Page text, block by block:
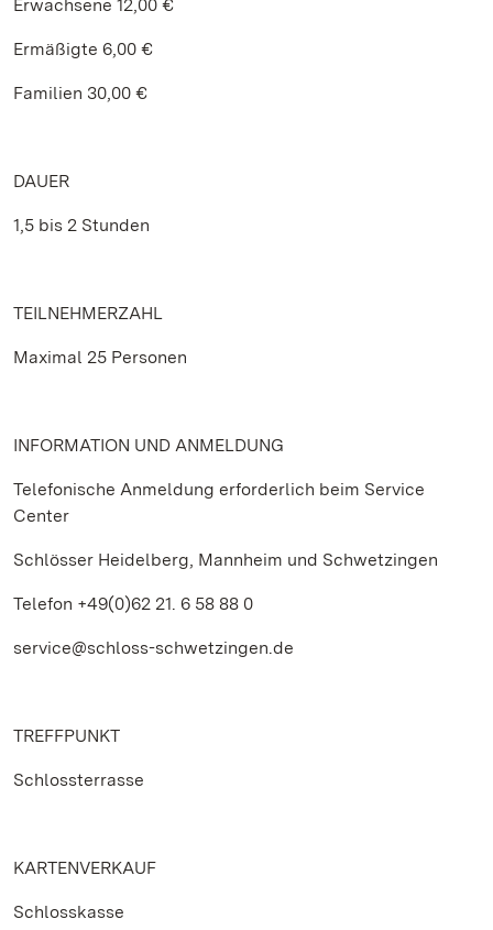
Erwachsene 12,00 €
Ermäßigte 6,00 €
Familien 30,00 €
DAUER
1,5 bis 2 Stunden
TEILNEHMERZAHL
Maximal 25 Personen
INFORMATION UND ANMELDUNG
Telefonische Anmeldung erforderlich beim Service
Center
Schlösser Heidelberg, Mannheim und Schwetzingen
Telefon +49(0)62 21. 6 58 88 0
service@schloss-schwetzingen.de
TREFFPUNKT
Schlossterrasse
KARTENVERKAUF
Schlosskasse